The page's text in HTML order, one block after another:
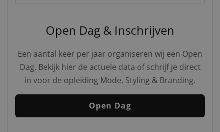
Open Dag & Inschrijven
Een aantal keer per jaar organiseren wij een Open
Dag. Bekijk hier de actuele data of schrijf je direct
in voor de opleiding Mode, Styling & Branding.
Open Dag